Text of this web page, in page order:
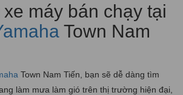
máy bán chạy tại
Town Nam
Town Nam Tiến, bạn sẽ dễ dàng tìm
làm mưa làm gió trên thị trường hiện đại,